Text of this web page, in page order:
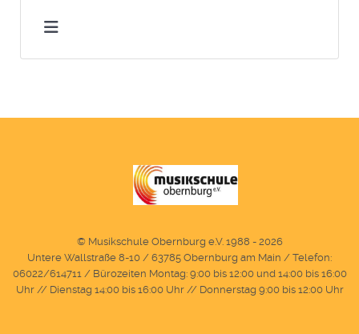
© Musikschule Obernburg e.V. 1988 - 2026
Untere Wallstraße 8-10 / 63785 Obernburg am Main / Telefon:
06022/614711 / Bürozeiten Montag: 9:00 bis 12:00 und 14:00 bis 16:00
Uhr // Dienstag 14:00 bis 16:00 Uhr // Donnerstag 9:00 bis 12:00 Uhr